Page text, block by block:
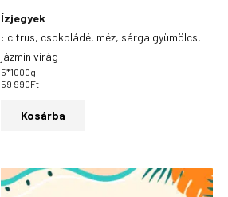
Ízjegyek
: citrus, csokoládé, méz, sárga gyümölcs,
jázmin virág
5*1000g
59 990Ft
Kosárba